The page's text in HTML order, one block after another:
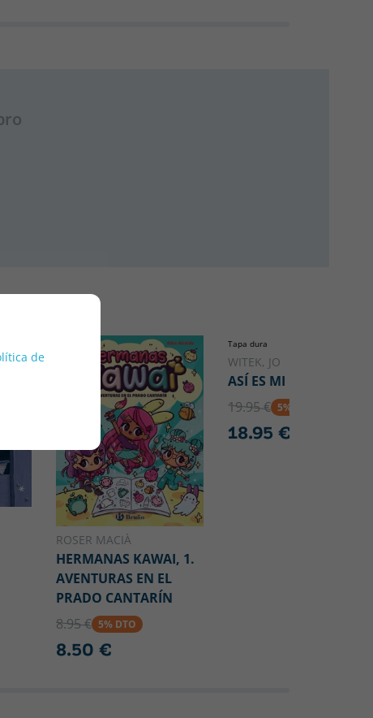
de
ROSER MACIÀ
HERMANAS KAWAI, 1.
AVENTURAS EN EL
PRADO CANTARÍN
8.95 € 5% DTO
8.50 €
Tapa dura
WITEK, JO
ASÍ ES MI CORAZÓN
19.95 € 5% DTO
18.95 €